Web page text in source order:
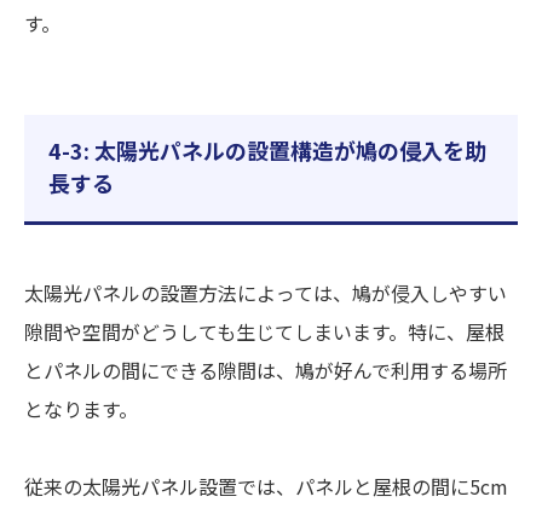
す。
4-3: 太陽光パネルの設置構造が鳩の侵入を助
長する
太陽光パネルの設置方法によっては、鳩が侵入しやすい
隙間や空間がどうしても生じてしまいます。特に、屋根
とパネルの間にできる隙間は、鳩が好んで利用する場所
となります。
従来の太陽光パネル設置では、パネルと屋根の間に5cm